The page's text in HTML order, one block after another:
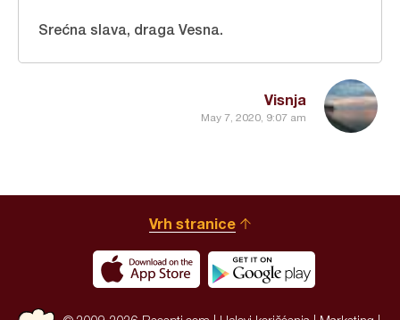
Visnja
May 7, 2020, 9:07 am
Srećna slava, draga Vesna.
Vrh stranice